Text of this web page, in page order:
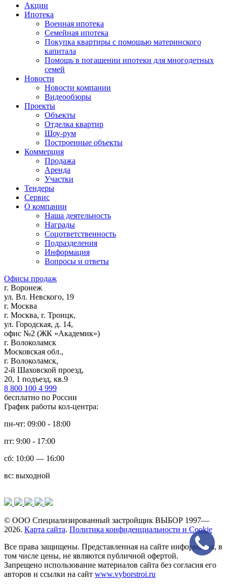
Акции
Ипотека
Военная ипотека
Семейная ипотека
Покупка квартиры с помощью материнского
капитала
Помощь в погашении ипотеки для многодетных
семей
Новости
Новости компании
Видеообзоры
Проекты
Объекты
Отделка квартир
Шоу-рум
Построенные объекты
Коммерция
Продажа
Аренда
Участки
Тендеры
Сервис
О компании
Наша деятельность
Награды
Соцответственность
Подразделения
Информация
Вопросы и ответы
Офисы продаж
г. Воронеж
ул. Вл. Невского, 19
г. Москва
г. Москва, г. Троицк,
ул. Городская, д. 14,
офис №2 (ЖК «Академик»)
г. Волоколамск
Московская обл.,
г. Волоколамск,
2-й Шаховской проезд,
20, 1 подъезд, кв.9
8 800 100 4 999
бесплатно по России
График работы кол-центра:
пн-чт: 09:00 - 18:00
пт: 9:00 - 17:00
сб: 10:00 — 16:00
вс: выходной
© ООО Специализированный застройщик ВЫБОР 1997—
2026. Карта сайта. Политика конфиденциальности и Cookie
Все права защищены. Представленная на сайте информация, в
том числе цены, не являются публичной офертой.
Запрещено использование материалов сайта без согласия его
авторов и ссылки на сайт www.vyborstroi.ru